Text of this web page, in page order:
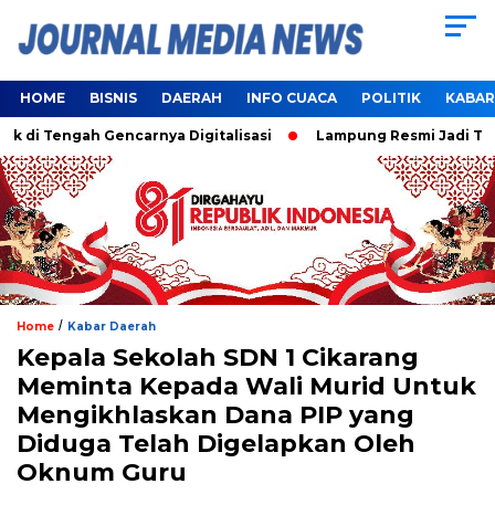
HOME BISNIS DAERAH INFO CUACA POLITIK
Gencarnya Digitalisasi Lampung Resmi Jadi Tuan
Home / Kabar Daerah
Kepala Sekolah SDN 1 Cikarang
Meminta Kepada Wali Murid Untuk
Mengikhlaskan Dana PIP yang
Diduga Telah Digelapkan Oleh
Oknum Guru